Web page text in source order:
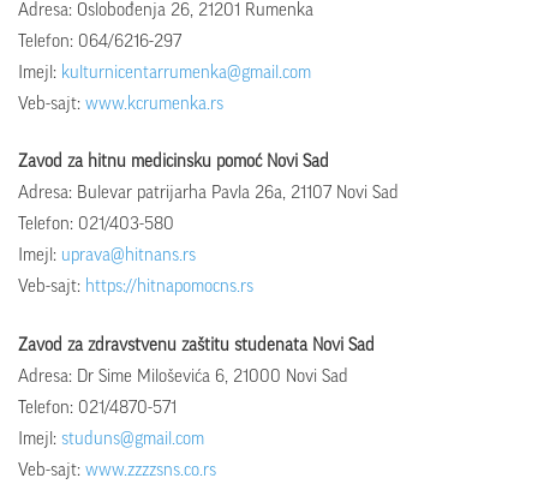
Adresa: Oslobođenja 26, 21201 Rumenka
Telefon: 064/6216-297
Imejl: kulturnicentarrumenka@gmail.com
Veb-sajt: www.kcrumenka.rs
Zavod za hitnu medicinsku pomoć Novi Sad
Adresa: Bulevar patrijarha Pavla 26a, 21107 Novi Sad
Telefon: 021/403-580
Imejl: uprava@hitnans.rs
Veb-sajt: https://hitnapomocns.rs
Zavod za zdravstvenu zaštitu studenata Novi Sad
Adresa: Dr Sime Miloševića 6, 21000 Novi Sad
Telefon: 021/4870-571
Imejl: studuns@gmail.com
Veb-sajt: www.zzzzsns.co.rs